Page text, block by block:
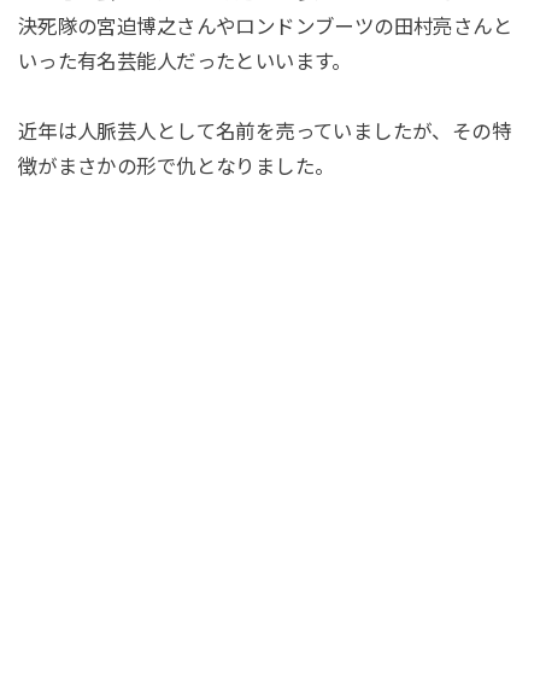
決死隊の宮迫博之さんやロンドンブーツの田村亮さんと
いった有名芸能人だったといいます。
近年は人脈芸人として名前を売っていましたが、その特
徴がまさかの形で仇となりました。